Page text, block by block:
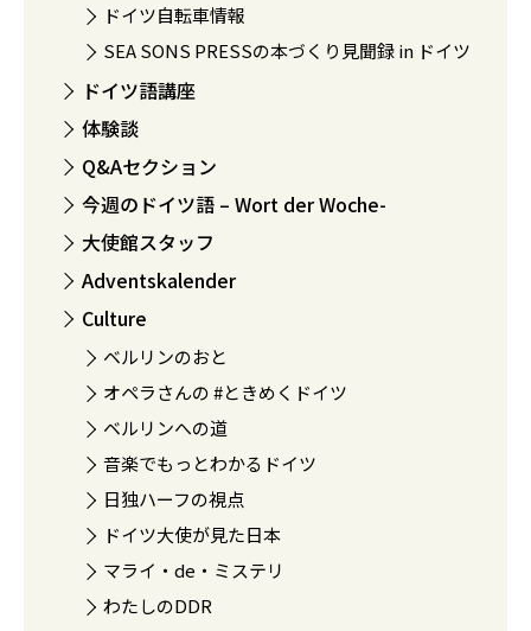
ドイツ自転車情報
SEA SONS PRESSの本づくり見聞録 in ドイツ
ドイツ語講座
体験談
Q&Aセクション
今週のドイツ語 – Wort der Woche-
大使館スタッフ
Adventskalender
Culture
ベルリンのおと
オペラさんの #ときめくドイツ
ベルリンへの道
音楽でもっとわかるドイツ
日独ハーフの視点
ドイツ大使が見た日本
マライ・de・ミステリ
わたしのDDR